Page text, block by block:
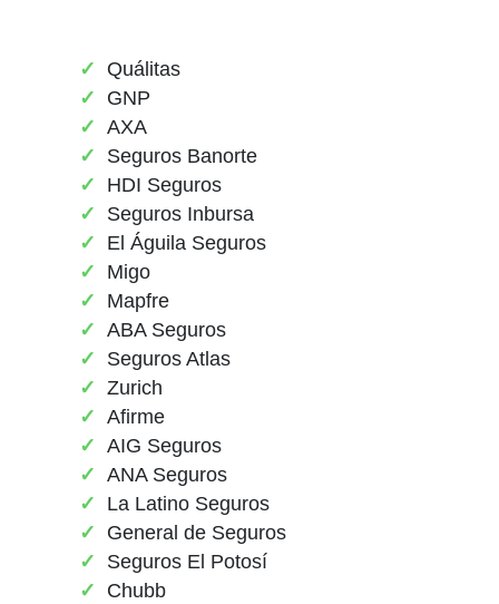
Quálitas
GNP
AXA
Seguros Banorte
HDI Seguros
Seguros Inbursa
El Águila Seguros
Migo
Mapfre
ABA Seguros
Seguros Atlas
Zurich
Afirme
AIG Seguros
ANA Seguros
La Latino Seguros
General de Seguros
Seguros El Potosí
Chubb